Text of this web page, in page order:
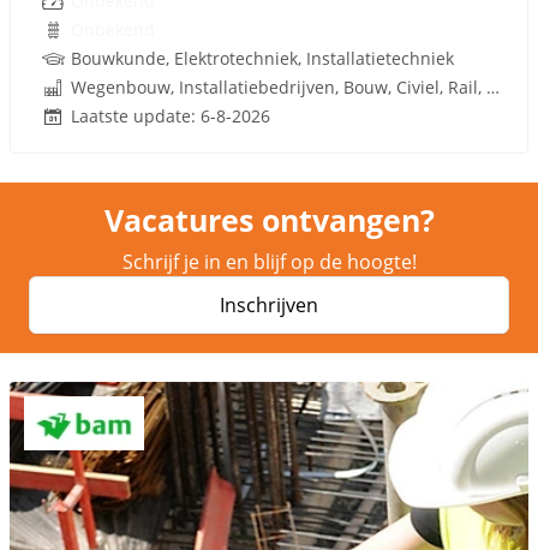
Bouwkunde, Elektrotechniek, Installatietechniek
Wegenbouw, Installatiebedrijven, Bouw, Civiel, Rail, Infrastructuren
Laatste update: 6-8-2026
Vacatures ontvangen?
Schrijf je in en blijf op de hoogte!
Inschrijven